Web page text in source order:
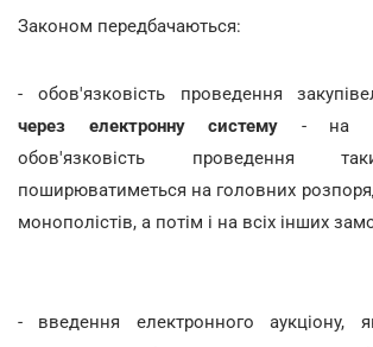
Законом передбачаються:
- обов'язковість проведення
через електронну систему - на
обов'язковість проведення
поширюватиметься на головних
монополістів, а потім і на всіх інших
- введення електронного аукціону,